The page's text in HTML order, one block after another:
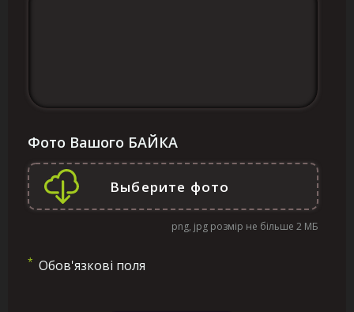
Фото Вашого БАЙКА
png, jpg розмір не більше 2 МБ
* Обов'язкові поля